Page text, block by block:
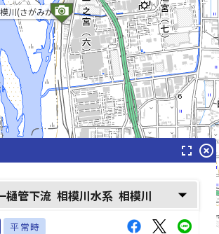
川(さがみがわ)
fullscreen highlight_off
樋管下流 相模川水系 相模川 arrow_drop_down
平常時